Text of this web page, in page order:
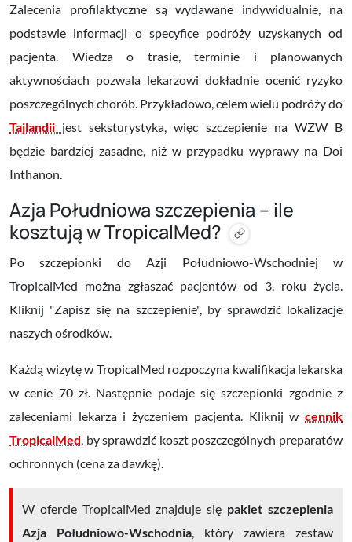
Zalecenia profilaktyczne są wydawane indywidualnie, na
podstawie informacji o specyfice podróży uzyskanych od
pacjenta. Wiedza o trasie, terminie i planowanych
aktywnościach pozwala lekarzowi dokładnie ocenić ryzyko
poszczególnych chorób. Przykładowo, celem wielu podróży do
Tajlandii jest seksturystyka, więc szczepienie na WZW B
będzie bardziej zasadne, niż w przypadku wyprawy na Doi
Inthanon.
Azja Południowa szczepienia – ile
kosztują w TropicalMed?
Po szczepionki do Azji Południowo-Wschodniej w
TropicalMed można zgłaszać pacjentów od 3. roku życia.
Kliknij "Zapisz się na szczepienie", by sprawdzić lokalizacje
naszych ośrodków.
Każdą wizytę w TropicalMed rozpoczyna kwalifikacja lekarska
w cenie 70 zł. Następnie podaje się szczepionki zgodnie z
zaleceniami lekarza i życzeniem pacjenta. Kliknij w cennik
TropicalMed, by sprawdzić koszt poszczególnych preparatów
ochronnych (cena za dawkę).
W ofercie TropicalMed znajduje się pakiet szczepienia
Azja Południowo-Wschodnia, który zawiera zestaw